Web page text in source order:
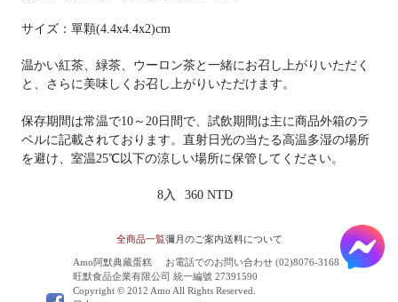
サイズ：單顆(4.4x4.4x2)cm
温かい紅茶、緑茶、ウーロン茶と一緒にお召し上がりいただく
と、さらに美味しくお召し上がりいただけます。
保存期間は常温で10～20日間で、試飲期間は主に商品外箱のラ
ベルに記載されております。直射日光の当たる高温多湿の場所
を避け、室温25℃以下の涼しい場所に保管してください。
8入 360 NTD
全商品一覧彌月のご案内送料について
Amo阿默典藏蛋糕
お電話でのお問い合わせ (02)8076-3168
旺默食品企業有限公司 統一編號 27391590
Copyright © 2012 Amo All Rights Reserved.